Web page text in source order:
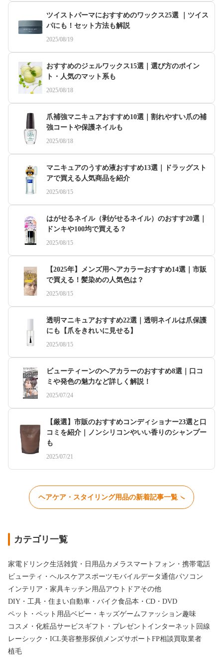
ツイストパーマにおすすめのワックス25選 ｜ツイス
パにも！セット方法も解説
2025/08/19
おすすめのジェルワックス15選｜選び方のポイン
ト・人気のマット系も
2025/08/18
爪補強マニキュアおすすめ10選｜割れやすい爪の補
強コートや保護ネイルも
2025/08/18
マニキュアのうすめ液おすすめ13選｜ドラッグスト
アで買える人気商品を紹介
2025/08/15
はがせるネイル（剥がせるネイル）のおすす20選｜
ドンキや100均で買える？
2025/08/15
【2025年】メンズ用ヘアカラーおすすめ14選｜市販
で買える！髪染めの人気色は？
2025/08/15
透明マニキュアおすすめ22選｜透明ネイルは爪保護
にも【爪をきれいに見せる】
2025/08/15
ビューティーンのヘアカラーのおすすめ8選｜口コ
ミや発色の魅力など詳しく解説！
2025/07/24
【厳選】市販のおすすめコンディショナー23選と口
コミを紹介｜ノンシリコンやいい香りのシャンプー
も
2025/07/21
ヘアケア・スタイリング用品の新着記事一覧へ
カテゴリ一覧
家電 ドリンク生活雑貨・日用品カメラ スマートフォン・携帯電話
ビューティ・ヘルスケアスポーツモバイルデータ通信パソコン
インテリア・家具キッチン用品アウトドアその他
DIY・工具・住まい自動車・バイク食品本・CD・DVD
ペット・ペット用品ベビー・キッズゲームファッション趣味
コスメ・化粧品サービス ギフト・プレゼント インターネット回線
レーシック・ICL美容整形探偵メンズサポート FP相談買取業者
植毛